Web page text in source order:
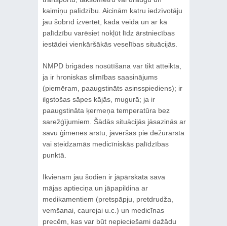
kaimiņu palīdzību. Aicinām katru iedzīvotāju
jau šobrīd izvērtēt, kādā veidā un ar kā
palīdzību varēsiet nokļūt līdz ārstniecības
iestādei vienkāršākās veselības situācijās.
NMPD brigādes nosūtīšana var tikt atteikta,
ja ir hroniskas slimības saasinājums
(piemēram, paaugstināts asinsspiediens); ir
ilgstošas sāpes kājās, mugurā; ja ir
paaugstināta ķermeņa temperatūra bez
sarežģījumiem. Šādās situācijās jāsazinās ar
savu ģimenes ārstu, jāvēršas pie dežūrārsta
vai steidzamās medicīniskās palīdzības
punktā.
Ikvienam jau šodien ir jāpārskata sava
mājas aptieciņa un jāpapildina ar
medikamentiem (pretspāpju, pretdrudža,
vemšanai, caurejai u.c.) un medicīnas
precēm, kas var būt nepieciešami dažādu